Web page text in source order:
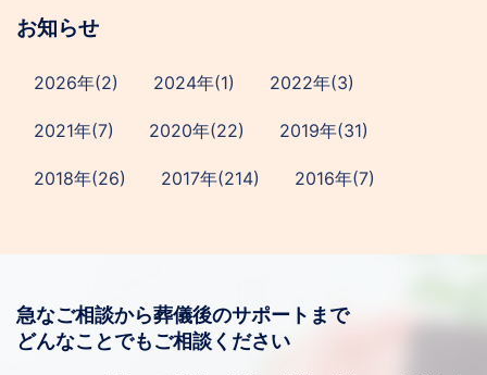
お知らせ
2026年(2) 2024年(1) 2022年(3)
2021年(7) 2020年(22) 2019年(31)
2018年(26) 2017年(214) 2016年(7)
急なご相談から葬儀後のサポートまで
どんなことでもご相談ください